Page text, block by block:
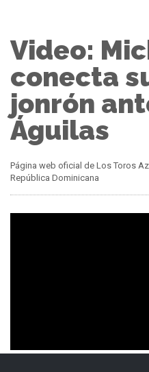
Video:
conecta
jonrón
Águilas
Página web oficial de Los Toros
República Dominicana